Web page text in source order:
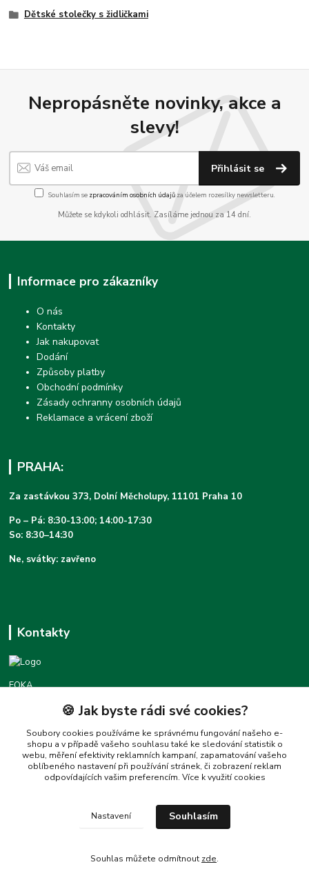
Dětské stolečky s židličkami
Nepropásněte novinky, akce a
slevy!
Přihlásit se
Souhlasím se zpracováním osobních údajůza účelem rozesílky newsletteru.
Můžete se kdykoli odhlásit. Zasíláme jednou za 14 dní.
Informace pro zákazníky
O nás
Kontakty
Jak nakupovat
Dodání
Způsoby platby
Obchodní podmínky
Zásady ochranny osobních údajů
Reklamace a vrácení zboží
PRAHA:
Za zastávkou 373, Dolní Měcholupy, 11101 Praha 10
Po – Pá: 8:30-13:00; 14:00-17:30
So: 8:30–14:30
Ne, svátky: zavřeno
Kontakty
FOKA
Podpora foka.cz
+420777455677
(Po-Pá 8:30-16:00)
love@foka.cz
🍪 Jak byste rádi své cookies?
Soubory cookies používáme ke správnému fungování našeho e-
shopu a v případě vašeho souhlasu také ke sledování statistik o
webu, měření efektivity reklamních kampaní, zapamatování vašeho
oblíbeného nastavení při používání stránek, či zobrazení reklam
odpovídajících vašim preferencím. Více k využití cookies
Nastavení Souhlasím
Souhlas můžete odmítnout zde.